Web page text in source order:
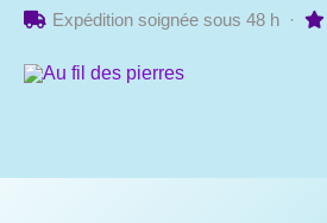
Aller
contenu
Expédition soignée sous 48 h ·